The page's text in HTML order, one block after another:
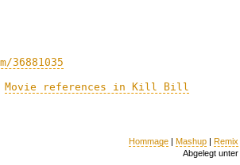
36881035
Movie references in Kill Bill
Hommage | Mashup | Remix
Abgelegt unter